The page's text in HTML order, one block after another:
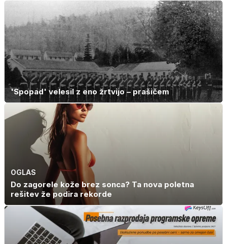
'Spopad' velesil z eno žrtvijo – prašičem
OGLAS
Do zagorele kože brez sonca? Ta nova poletna
rešitev že podira rekorde